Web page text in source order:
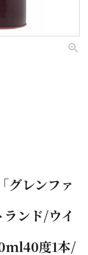
グレンファ
ンド/ウイ
度1本/